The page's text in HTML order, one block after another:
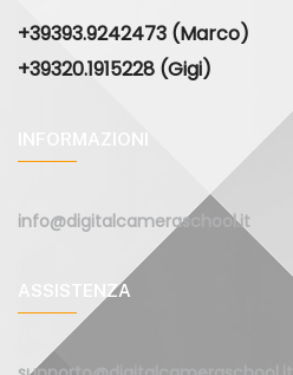
+39393.9242473 (Marco)
+39320.1915228 (Gigi)
INFORMAZIONI
info@digitalcameraschool.it
ASSISTENZA